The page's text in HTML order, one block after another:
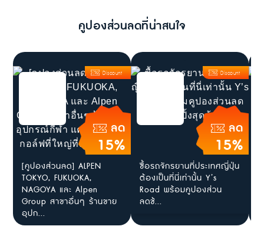
คูปองส่วนลดที่น่าสนใจ
ลด
15%
Discount
[คูปองส่วนลด] ALPEN
TOKYO, FUKUOKA,
NAGOYA และ Alpen
Group สาขาอื่นๆ ร้านขาย
อุปก...
ลด
15%
Discount
ซื้อรถจักรยานที่ประเทศญี่ปุ่น
ต้องเป็นที่นี่เท่านั้น Y’s
Road พร้อมคูปองส่วน
ลดช้...